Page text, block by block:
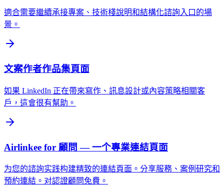
適合需要繼續承接專案、技術棧說明和結構化諮詢入口的場
景。
文案作者作品集頁面
如果 LinkedIn 正在帶來寫作、訊息設計或內容策略相關客
戶，這會很有幫助。
Airlinkee for 顧問 — 一个專業連結頁面
为您的諮詢实践构建精致的連結頁面。分享服務、案例研究和
預約連結。对認證顧問免費。